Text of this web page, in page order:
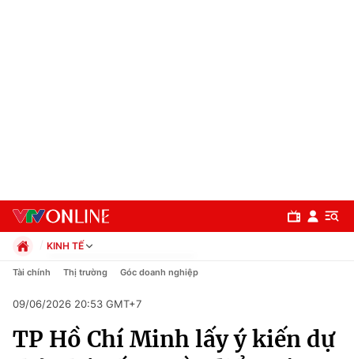
Chuyên mục
KINH TẾ
Chính trị
Pháp luật
Kinh tế
Thể thao
Tài chính Thị trường Góc doanh nghiệp
09/06/2026 20:53 GMT+7
TP Hồ Chí Minh lấy ý kiến dự